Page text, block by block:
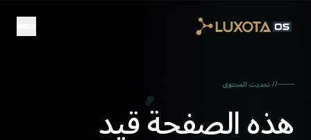
// تحديث المحتوى
هذه الصفحة قيد